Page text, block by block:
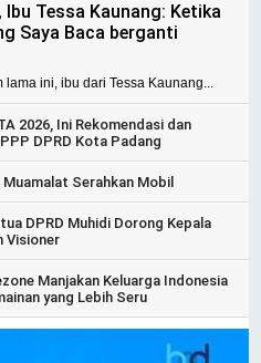
Tessa Kaunang: Ketika
Saya Baca berganti
lama ini, ibu dari Tessa Kaunang...
2026, Ini Rekomendasi dan
DPRD Kota Padang
Serahkan Mobil
DPRD Muhidi Dorong Kepala
Visioner
Manjakan Keluarga Indonesia
yang Lebih Seru